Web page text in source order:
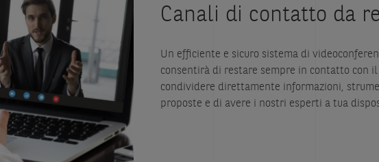
Canali di contatto da
Un efficiente e sicuro sistema di
consentirà di restare sempre in contatto con
condividere direttamente informazioni,
proposte e di avere i nostri esperti a tua